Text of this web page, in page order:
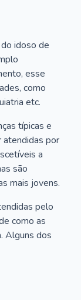
idoso de
esse
como
etc.
típicas e
atendidas por
a
são
mais jovens.
pelo
como as
Alguns dos